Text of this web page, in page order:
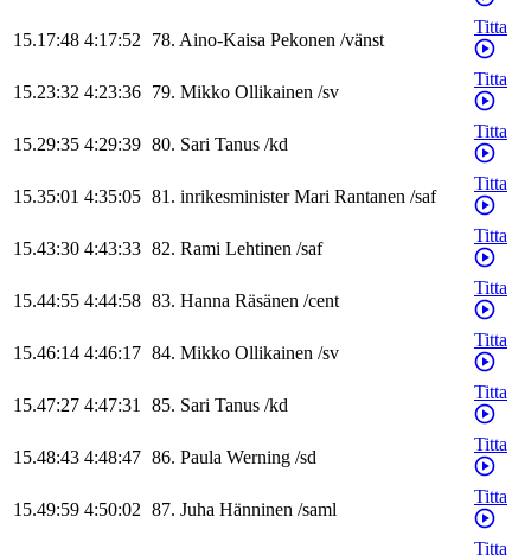
15.17:48 4:17:52 78. Aino-Kaisa Pekonen /vänst
Titta
15.23:32 4:23:36 79. Mikko Ollikainen /sv
Titta
15.29:35 4:29:39 80. Sari Tanus /kd
Titta
15.35:01 4:35:05 81. inrikesminister Mari Rantanen /saf
Titta
15.43:30 4:43:33 82. Rami Lehtinen /saf
Titta
15.44:55 4:44:58 83. Hanna Räsänen /cent
Titta
15.46:14 4:46:17 84. Mikko Ollikainen /sv
Titta
15.47:27 4:47:31 85. Sari Tanus /kd
Titta
15.48:43 4:48:47 86. Paula Werning /sd
Titta
15.49:59 4:50:02 87. Juha Hänninen /saml
Titta
Titta